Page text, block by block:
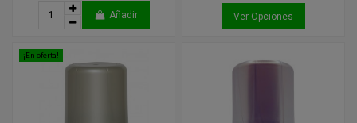
Añadir Ver Opciones
¡En oferta!